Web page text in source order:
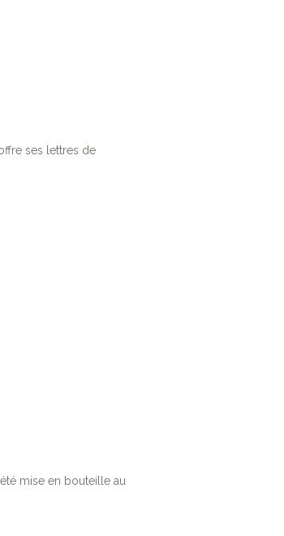
ses lettres de
mise en bouteille au